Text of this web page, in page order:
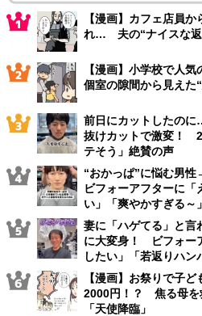
【漫画】カフェ店員
れ… 夫の“ナイスな返
【漫画】小学校で人
個室の隙間から見えた
前日にカットしたの
抜けカットで激変！
テそう」絶賛の声
“おかっぱ”に悩む男
ビフォーアフターに「
い」「爽やかすぎる～
妻に「ハゲてる」と
に大変身！ ビフォー
したい」「若返りハン
【漫画】お祭りで子
2000円！？ 焦る母を
「天使降臨」